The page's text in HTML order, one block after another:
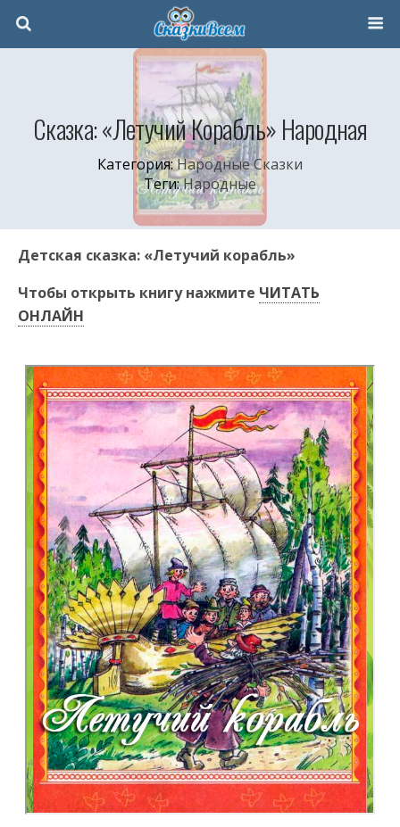
Сказка: «Летучий Корабль» Народная
Категория:Народные Сказки
Теги:Народные
Детская сказка: «Летучий корабль»
Чтобы открыть книгу нажмите ЧИТАТЬ
ОНЛАЙН